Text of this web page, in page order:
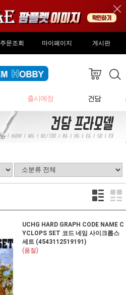
주문조회 마이페이지 게시판
출시예정 건담
UCHG HARD GRAPH CODE NAME C
YCLOPS SET 코드 네임 사이크롭스
세트 (4543112519191)
(품절)